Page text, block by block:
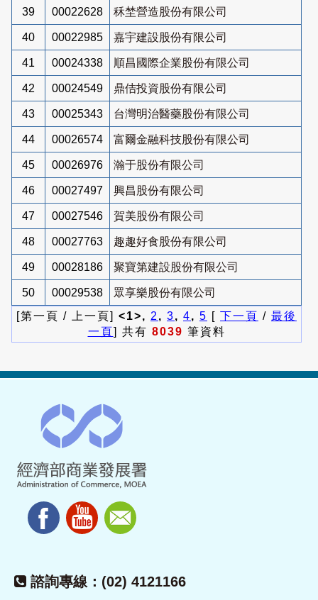
39 00022628 秝埜營造股份有限公司
40 00022985 嘉宇建設股份有限公司
41 00024338 順昌國際企業股份有限公司
42 00024549 鼎佶投資股份有限公司
43 00025343 台灣明治醫藥股份有限公司
44 00026574 富爾金融科技股份有限公司
45 00026976 瀚于股份有限公司
46 00027497 興昌股份有限公司
47 00027546 賀美股份有限公司
48 00027763 趣趣好食股份有限公司
49 00028186 聚寶第建設股份有限公司
50 00029538
眾享樂股份有限公司
[第一頁 / 上一頁] <1>, 2 , 3, 4, 5 [ 下一頁 / 最後
一頁] 共有 8039 筆資料
諮詢專線：(02) 4121166